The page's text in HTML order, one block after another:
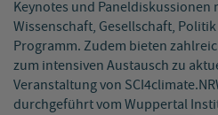
Keynotes und Paneldiskussionen
Wissenschaft, Gesellschaft,
Programm. Zudem bieten
zum intensiven Austausch zu
Veranstaltung von
durchgeführt vom Wuppertal